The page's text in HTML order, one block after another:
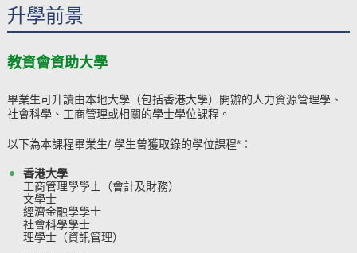
升學前景
教資會資助大學
畢業生可升讀由本地大學（包括香港大學）開辦的人力資源管理學、
社會科學、工商管理或相關的學士學位課程。
以下為本課程畢業生/ 學生曾獲取錄的學位課程*︰
香港大學
工商管理學學士（會計及財務）
文學士
經濟金融學學士
社會科學學士
理學士（資訊管理）